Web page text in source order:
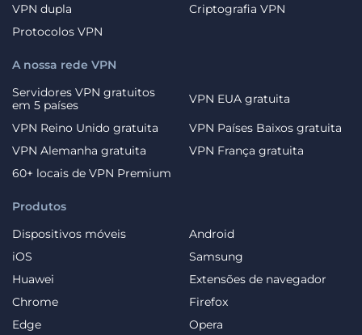
VPN dupla
Criptografia VPN
Protocolos VPN
Produtos
Dispositivos móveis
Android
iOS
Samsung
Huawei
Extensões de navegador
Chrome
Firefox
Edge
Opera
A nossa rede VPN
Servidores VPN gratuitos
em 5 países
VPN EUA gratuita
VPN Reino Unido gratuita
VPN Países Baixos gratuita
VPN Alemanha gratuita
VPN França gratuita
60+ locais de VPN Premium